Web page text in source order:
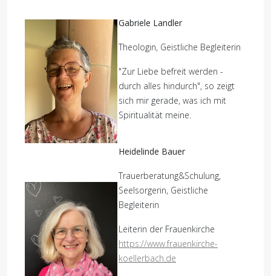
Gabriele Landler
Theologin, Geistliche Begleiterin
"Zur Liebe befreit werden -
durch alles hindurch", so zeigt
sich mir gerade, was ich mit
Spiritualität meine.
Heidelinde Bauer
Trauerberatung&Schulung,
Seelsorgerin, Geistliche
Begleiterin
Leiterin der Frauenkirche
https://www.frauenkirche-
koellerbach.de